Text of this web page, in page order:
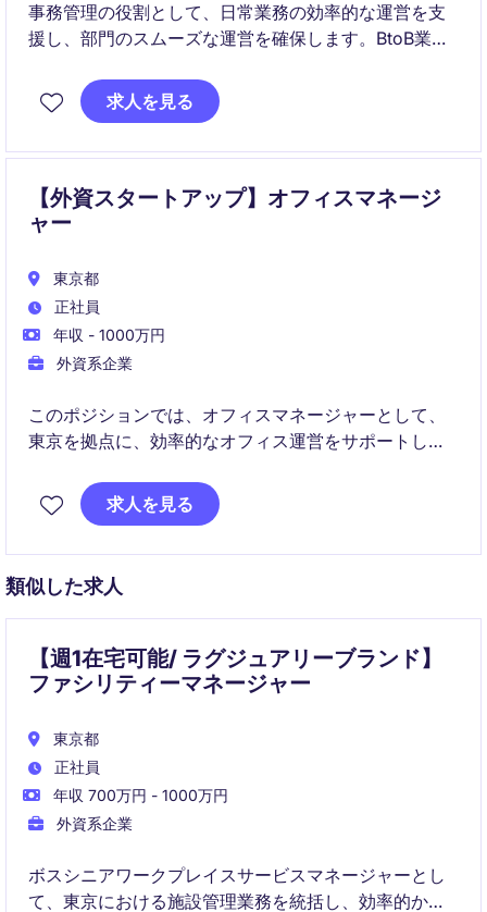
事務管理の役割として、日常業務の効率的な運営を支
援し、部門のスムーズな運営を確保します。BtoB業界
きる方を募集しています。
求人を見る
【外資スタートアップ】オフィスマネージ
ャー
東京都
正社員
年収 - 1000万円
外資系企業
このポジションでは、オフィスマネージャーとして、
東京を拠点に、効率的なオフィス運営をサポートし、
クノロジー＆通信業界での経験を活かし、社内外の調
整を円滑に進める重要な役割を担います。
求人を見る
類似した求人
【週1在宅可能/ ラグジュアリーブランド】
ファシリティーマネージャー
東京都
正社員
年収 700万円 - 1000万円
外資系企業
ボスシニアワークプレイスサービスマネージャーとし
て、東京における施設管理業務を統括し、効率的かつ